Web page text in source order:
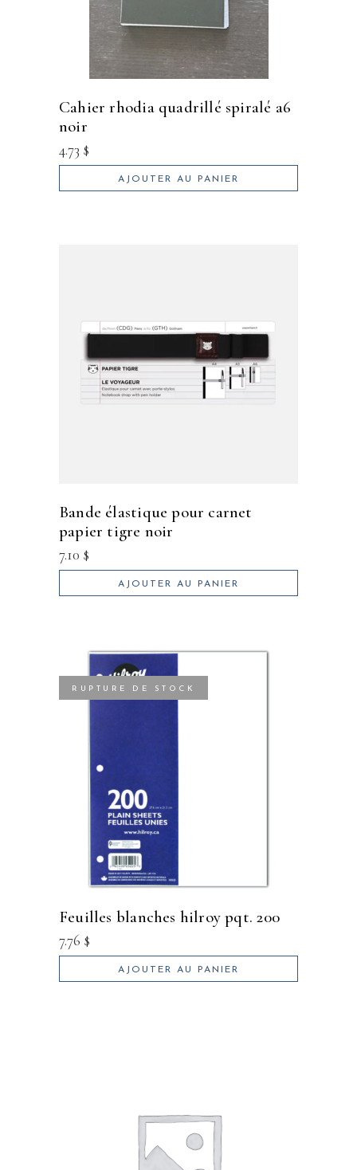
cahier rhodia quadrillé spiralé a6
noir
4.73 $
AJOUTER AU PANIER
bande élastique pour carnet
papier tigre noir
7.10 $
AJOUTER AU PANIER
RUPTURE DE STOCK
feuilles blanches hilroy pqt. 200
7.76 $
AJOUTER AU PANIER